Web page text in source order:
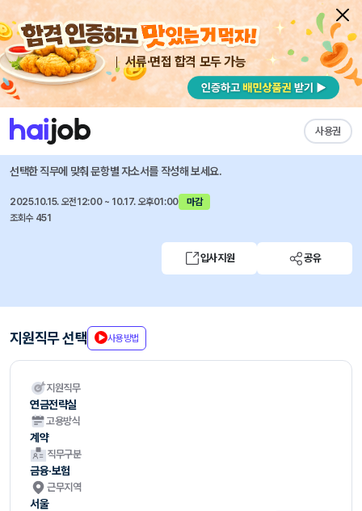
서류·면접 합격 모두 가능
사용권
채용공고 자소서 자유항목 자소서 내 작성목록
하나증권 즐겨찾기
연금전략실 경력직 인재 채용
선택한 직무에 맞춰 문항별 자소서를 작성해 보세요.
2025.10.15. 오전12:00 ~ 10.17. 오후01:00
마감
조회수 451
입사지원 공유
지원직무 선택 사용방법
지원직무
연금전략실
고용방식
계약
직무구분
금융·보험
근무지역
서울